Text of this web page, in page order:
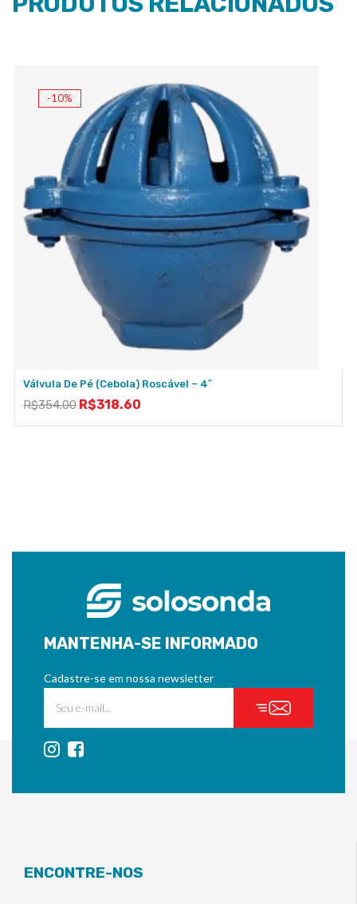
-10%
Válvula De Pé (cebola) Roscável – 4″
R$354.00 R$318.60
MANTENHA-SE INFORMADO
Cadastre-se em nossa newsletter
ENCONTRE-NOS